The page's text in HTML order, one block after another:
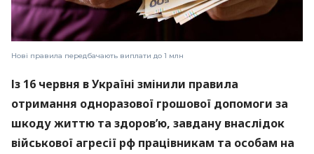
Нові правила передбачають виплати до 1 млн
Із 16 червня в Україні змінили правила
отримання одноразової грошової допомоги за
шкоду життю та здоров’ю, завдану внаслідок
військової агресії рф працівникам та особам на